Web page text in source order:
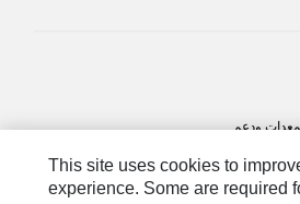
This site uses cookies to
experience. Some are required